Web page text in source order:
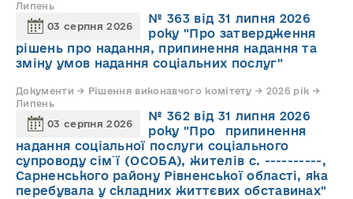
Липень
03 серпня 2026
№ 363 від 31 липня 2026
року "Про затвердження
рішень про надання, припинення надання та
зміну умов надання соціальних послуг"
Документи → Рішення виконавчого комітету → 2026 рік →
Липень
03 серпня 2026
№ 362 від 31 липня 2026
року "Про припинення
надання соціальної послуги соціального
супроводу cім`ї (ОСОБА), жителів с. ----------,
Сарненського району Рівненської області, яка
перебувала у складних життєвих обставинах"